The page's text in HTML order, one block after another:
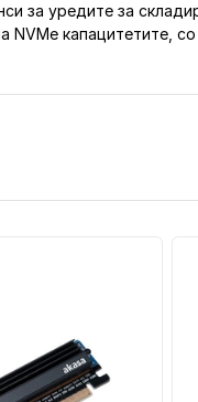
за уредите за
капацитетите,